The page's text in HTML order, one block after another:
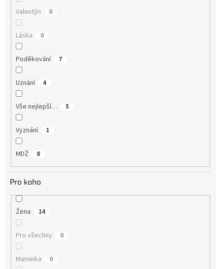
Valentýn 0
Láska 0
Poděkování 7
Uznání 4
Vše nejlepší… 5
Vyznání 1
MDŽ 8
Pro koho
Žena 14
Pro všechny 0
Maminka 0